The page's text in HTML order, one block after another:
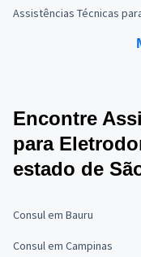
Assistências Técnicas
Encontre
para
estado de
Consul em Bauru
Consul em Campinas